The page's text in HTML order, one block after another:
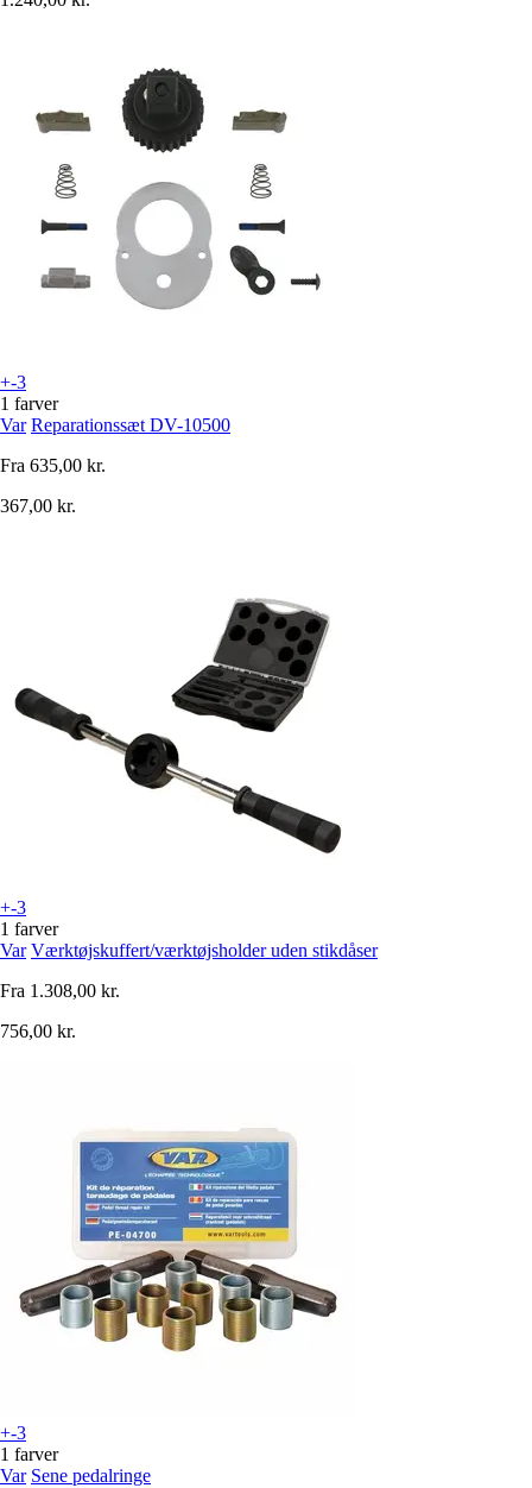
+-3
1 farver
Var Reparationssæt DV-10500
Fra 635,00 kr.
367,00 kr.
+-3
1 farver
Var Værktøjskuffert/værktøjsholder uden stikdåser
Fra 1.308,00 kr.
756,00 kr.
+-3
1 farver
Var Sene pedalringe